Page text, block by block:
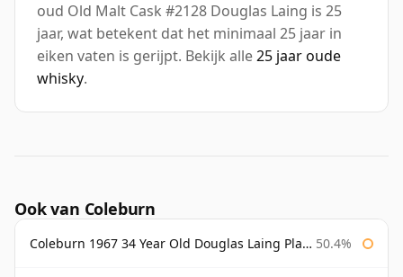
oud Old Malt Cask #2128 Douglas Laing is 25
jaar, wat betekent dat het minimaal 25 jaar in
eiken vaten is gerijpt. Bekijk alle25 jaar oude
whisky.
Ook van Coleburn
Coleburn 1967 34 Year Old Douglas Laing Platinum Selection 50.4%